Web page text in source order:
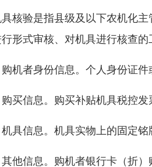
核验是指县级及以下农机化
形式审核、对机具进行核查的
购机者身份信息。个人身份证
购买信息。购买补贴机具税控发
机具信息。机具实物上的固定
其他信息。购机者银行卡（折）